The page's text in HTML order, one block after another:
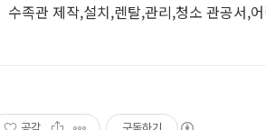
수족관 제작,설치,렌탈,관리,청소 관공서,